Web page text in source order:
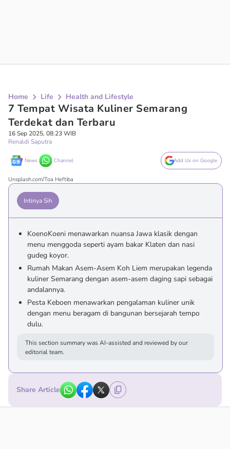
Home Life Health and Lifestyle
7 Tempat Wisata Kuliner Semarang
Terdekat dan Terbaru
16 Sep 2025, 08:23 WIB
Renaldi Saputra
News Channel Add Us on Google
Unsplash.com/Toa Heftiba
Intinya Sih
KoenoKoeni menawarkan nuansa Jawa klasik dengan
menu menggoda seperti ayam bakar Klaten dan nasi
gudeg koyor.
Rumah Makan Asem-Asem Koh Liem merupakan legenda
kuliner Semarang dengan asem-asem daging sapi sebagai
andalannya.
Pesta Keboen menawarkan pengalaman kuliner unik
dengan menu beragam di bangunan bersejarah tempo
dulu.
This section summary was AI-assisted and reviewed by our
editorial team.
Share Article